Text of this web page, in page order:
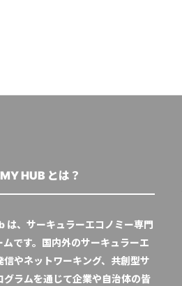
HUB とは？
、サーキュラーエコノミー専門
です。国内外のサーキュラーエ
信やネットワーキング、共創型サ
グラムを通じて企業や自治体の皆